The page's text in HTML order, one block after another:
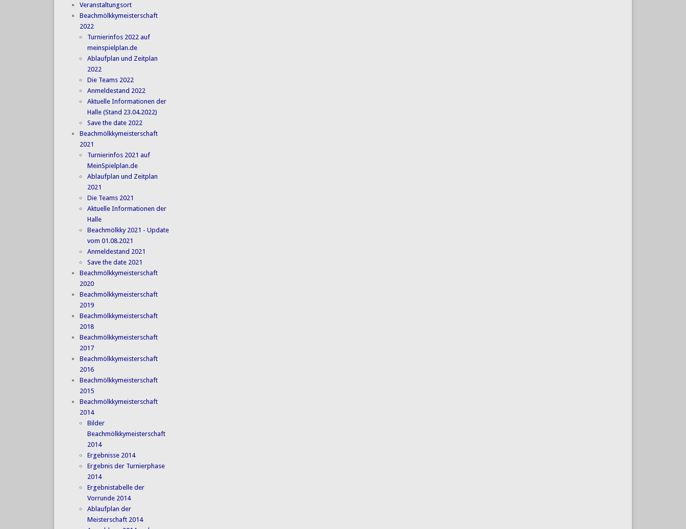
Veranstaltungsort
Beachmölkkymeisterschaft
2022
Turnierinfos 2022 auf
meinspielplan.de
Ablaufplan und Zeitplan
2022
Die Teams 2022
Anmeldestand 2022
Aktuelle Informationen der
Halle (Stand 23.04.2022)
Save the date 2022
Beachmölkkymeisterschaft
2021
Turnierinfos 2021 auf
MeinSpielplan.de
Ablaufplan und Zeitplan
2021
Die Teams 2021
Aktuelle Informationen der
Halle
Beachmölkky 2021 - Update
vom 01.08.2021
Anmeldestand 2021
Save the date 2021
Beachmölkkymeisterschaft
2020
Beachmölkkymeisterschaft
2019
Beachmölkkymeisterschaft
2018
Beachmölkkymeisterschaft
2017
Beachmölkkymeisterschaft
2016
Beachmölkkymeisterschaft
2015
Beachmölkkymeisterschaft
2014
Bilder
Beachmölkkymeisterschaft
2014
Ergebnisse 2014
Ergebnis der Turnierphase
2014
Ergebnistabelle der
Vorrunde 2014
Ablaufplan der
Meisterschaft 2014